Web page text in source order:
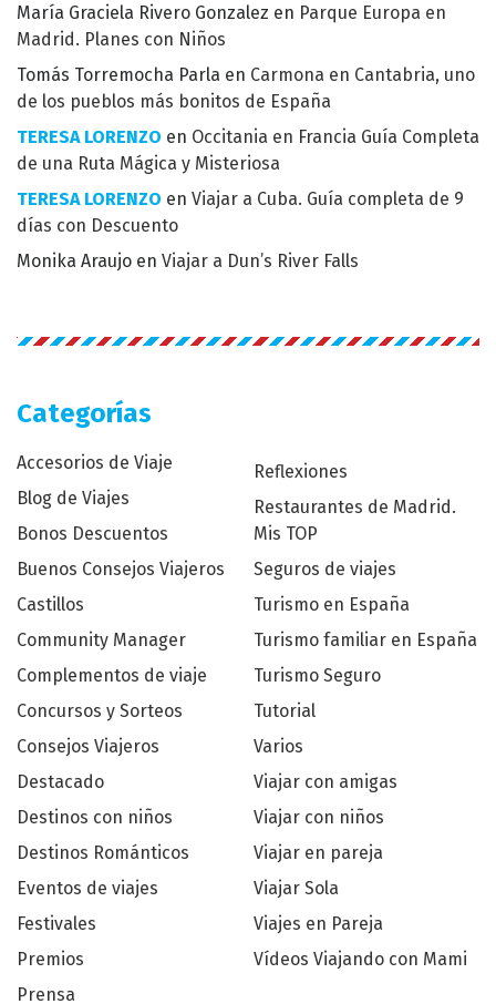
María Graciela Rivero Gonzalez en Parque Europa en
Madrid. Planes con Niños
Tomás Torremocha Parla en Carmona en Cantabria, uno
de los pueblos más bonitos de España
TERESA LORENZO en Occitania en Francia Guía Completa
de una Ruta Mágica y Misteriosa
TERESA LORENZO en Viajar a Cuba. Guía completa de 9
días con Descuento
Monika Araujo en Viajar a Dun’s River Falls
Categorías
Accesorios de Viaje
Blog de Viajes
Bonos Descuentos
Buenos Consejos Viajeros
Castillos
Community Manager
Complementos de viaje
Concursos y Sorteos
Consejos Viajeros
Destacado
Destinos con niños
Destinos Románticos
Eventos de viajes
Festivales
Premios
Prensa
Reflexiones
Restaurantes de Madrid.
Mis TOP
Seguros de viajes
Turismo en España
Turismo familiar en España
Turismo Seguro
Tutorial
Varios
Viajar con amigas
Viajar con niños
Viajar en pareja
Viajar Sola
Viajes en Pareja
Vídeos Viajando con Mami